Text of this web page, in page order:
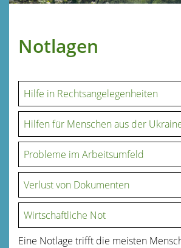
Notlagen
Hilfe in Rechtsangelegenheiten
Hilfen für Menschen aus der
Probleme im Arbeitsumfeld
Verlust von Dokumenten
Wirtschaftliche Not
Eine Notlage trifft die meisten